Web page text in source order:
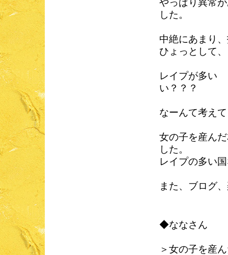
した。
中絶にあまり
ひょっとして、
レイプが多
い？？？
なーんて考え
女の子を産ん
した。
レイプの多い
また、ブログ
◆ななさん
＞女の子を産